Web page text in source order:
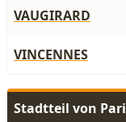
VAUGIRARD
VINCENNES
Stadtteil von